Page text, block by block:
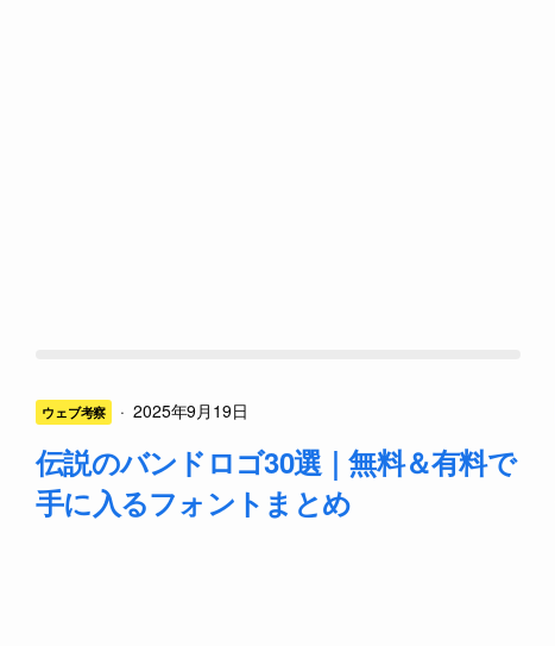
ウェブ考察 · 2025年9月19日
伝説のバンドロゴ30選｜無料＆有料で
手に入るフォントまとめ